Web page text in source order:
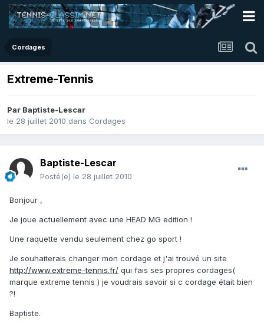
Cordages
Extreme-Tennis
Par Baptiste-Lescar
le 28 juillet 2010 dans Cordages
Baptiste-Lescar
Posté(e) le 28 juillet 2010
Bonjour ,
Je joue actuellement avec une HEAD MG edition !
Une raquette vendu seulement chez go sport !
Je souhaiterais changer mon cordage et j'ai trouvé un site
http://www.extreme-tennis.fr/ qui fais ses propres cordages(
marque extreme tennis ) je voudrais savoir si c cordage était bien
?!
Baptiste.